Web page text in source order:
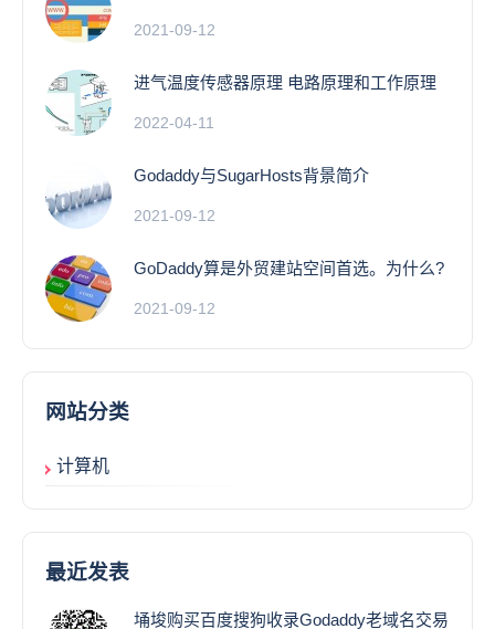
2021-09-12
进气温度传感器原理 电路原理和工作原理
2022-04-11
Godaddy与SugarHosts背景简介
2021-09-12
GoDaddy算是外贸建站空间首选。为什么?
2021-09-12
网站分类
计算机
最近发表
埇埈购买百度搜狗收录Godaddy老域名交易